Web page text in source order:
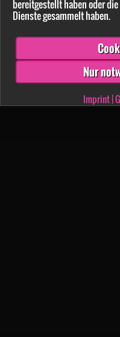
bereitgestellt haben oder
Dienste gesammelt haben.
Nur
Imprint|